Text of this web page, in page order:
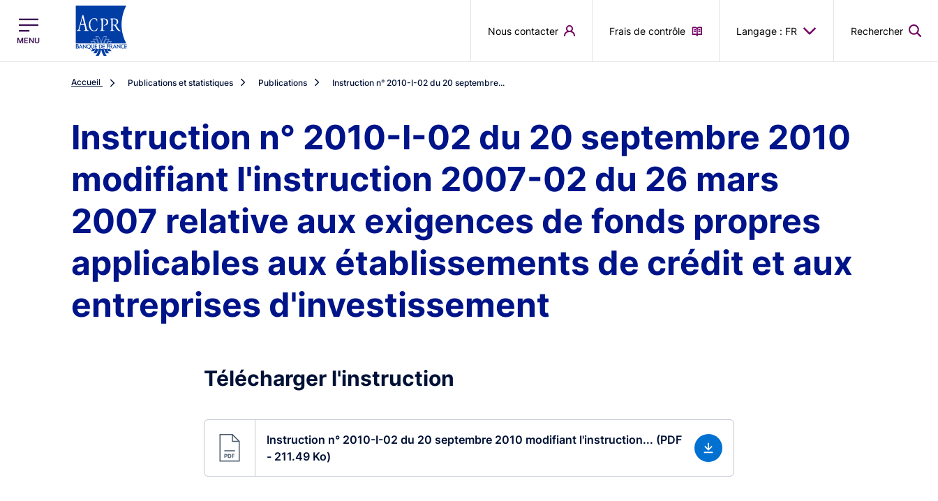
ACPR Menu Principal (French)
MENU
Nous contacter Frais de contrôle Langage : FR Rechercher
Accueil Publications et statistiques Publications Instruction n° 2010-I-02 du 20 septembre...
Instruction n° 2010-I-02 du 20 septembre 2010
modifiant l'instruction 2007-02 du 26 mars
2007 relative aux exigences de fonds propres
applicables aux établissements de crédit et aux
entreprises d'investissement
Télécharger l'instruction
Instruction n° 2010-I-02 du 20 septembre 2010 modifiant l'instruction... (PDF
- 211.49 Ko)